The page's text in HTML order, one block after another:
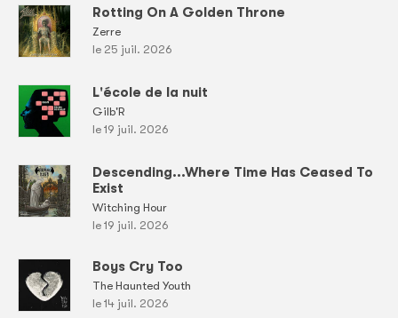
Rotting On A Golden Throne
Zerre
le 25 juil. 2026
L'école de la nuit
Gilb'R
le 19 juil. 2026
Descending...Where Time Has Ceased To
Exist
Witching Hour
le 19 juil. 2026
Boys Cry Too
The Haunted Youth
le 14 juil. 2026